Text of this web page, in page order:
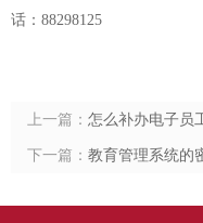
话：88298125
上一篇： 怎么补办电子员
下一篇： 教育管理系统的